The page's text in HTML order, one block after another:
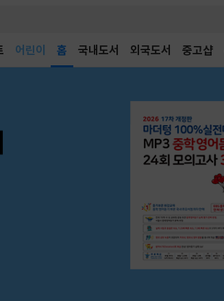
독후감
어린이
홈 국내도서 외국도서 중고샵